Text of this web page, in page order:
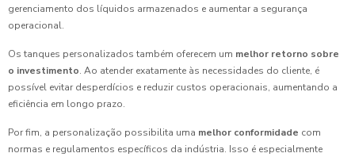
gerenciamento dos líquidos armazenados e aumentar a segurança
operacional.
Os tanques personalizados também oferecem um melhor retorno sobre
o investimento. Ao atender exatamente às necessidades do cliente, é
possível evitar desperdícios e reduzir custos operacionais, aumentando a
eficiência em longo prazo.
Por fim, a personalização possibilita uma melhor conformidade com
normas e regulamentos específicos da indústria. Isso é especialmente